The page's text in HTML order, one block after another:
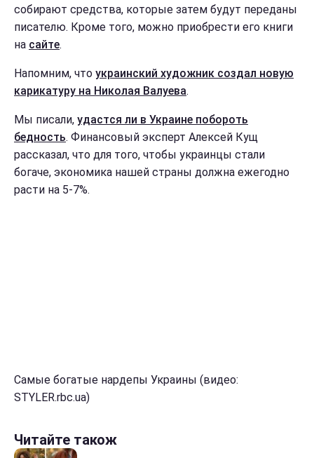
собирают средства, которые затем будут переданы
писателю. Кроме того, можно приобрести его книги
на сайте.
Напомним, что украинский художник создал новую
карикатуру на Николая Валуева.
Мы писали, удастся ли в Украине побороть
бедность. Финансовый эксперт Алексей Кущ
рассказал, что для того, чтобы украинцы стали
богаче, экономика нашей страны должна ежегодно
расти на 5-7%.
Самые богатые нардепы Украины (видео:
STYLER.rbc.ua)
Читайте також